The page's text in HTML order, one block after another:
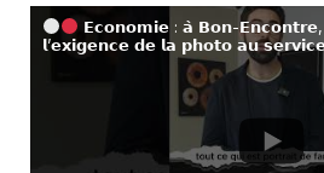
𝗘𝗰𝗼𝗻𝗼𝗺𝗶𝗲 : 𝗮̀ 𝗕𝗼𝗻-
𝗹’𝗲𝘅𝗶𝗴𝗲𝗻𝗰𝗲 𝗱𝗲 𝗹𝗮 𝗽𝗵𝗼𝘁𝗼 𝗮𝘂